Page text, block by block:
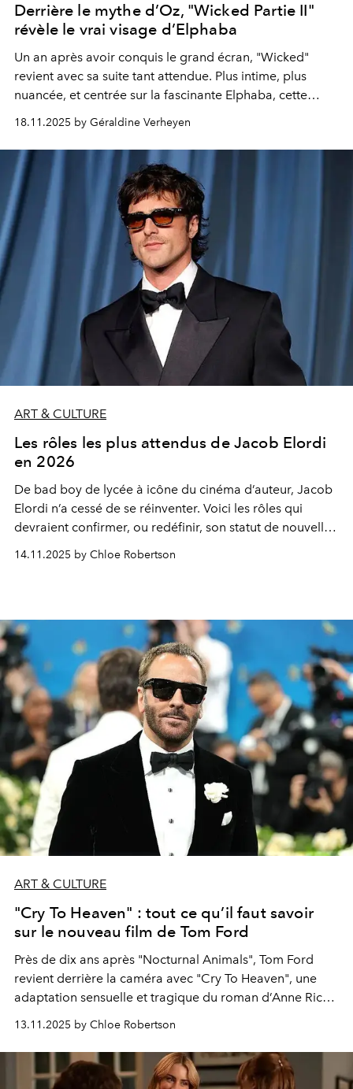
Derrière le mythe d’Oz, "Wicked Partie II"
révèle le vrai visage d’Elphaba
Un an après avoir conquis le grand écran, "Wicked"
revient avec sa suite tant attendue. Plus intime, plus
nuancée, et centrée sur la fascinante Elphaba, cette
seconde partie transforme Oz en un royaume où magie
et émotions se répondent avec élégance.
18.11.2025 by Géraldine Verheyen
ART & CULTURE
Les rôles les plus attendus de Jacob Elordi
en 2026
De bad boy de lycée à icône du cinéma d’auteur, Jacob
Elordi n’a cessé de se réinventer. Voici les rôles qui
devraient confirmer, ou redéfinir, son statut de nouvelle
star incontournable de Hollywood.
14.11.2025 by Chloe Robertson
ART & CULTURE
"Cry To Heaven" : tout ce qu’il faut savoir
sur le nouveau film de Tom Ford
Près de dix ans après "Nocturnal Animals", Tom Ford
revient derrière la caméra avec "Cry To Heaven", une
adaptation sensuelle et tragique du roman d’Anne Rice.
Un drame d’époque porté par une distribution
prestigieuse et une esthétique déjà annoncée comme
somptueuse.
13.11.2025 by Chloe Robertson